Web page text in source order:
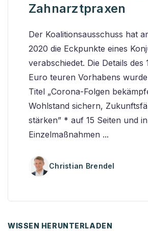
Zahnarztpraxen
Der Koalitionsausschuss hat
2020 die Eckpunkte eines
verabschiedet. Die Details des
Euro teuren Vorhabens
Titel „Corona-Folgen
Wohlstand sichern,
stärken” * auf 15 Seiten und
Einzelmaßnahmen ...
Christian Brendel
WISSEN HERUNTERLADEN